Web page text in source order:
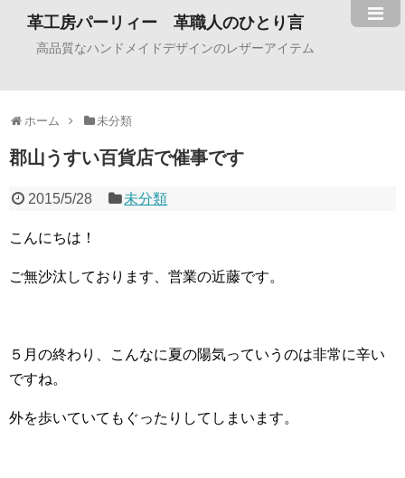
革工房パーリィー 革職人のひとり言
高品質なハンドメイドデザインのレザーアイテム
ホーム 未分類
郡山うすい百貨店で催事です
2015/5/28 未分類
こんにちは！
ご無沙汰しております、営業の近藤です。
５月の終わり、こんなに夏の陽気っていうのは非常に辛い
ですね。
外を歩いていてもぐったりしてしまいます。